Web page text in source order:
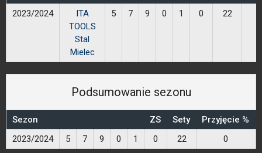
2023/2024
ITA
TOOLS
Stal
Mielec
5 7 9 0 1 0 22
Podsumowanie sezonu
Sezon ZS Sety Przyjęcie %
2023/2024
5 7 9 0 1 0 22 0